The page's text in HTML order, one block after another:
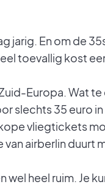
jarig. En om de
toevallig kost
Europa. Wat
slechts 35 euro
vliegtickets
airberlin duurt
heel ruim. Je